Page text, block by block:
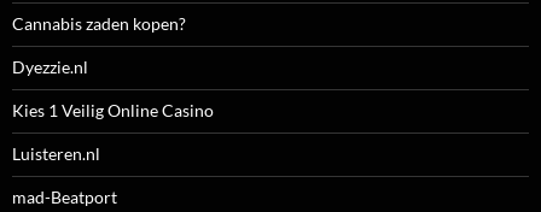
Cannabis zaden kopen?
Dyezzie.nl
Kies 1 Veilig Online Casino
Luisteren.nl
mad-Beatport